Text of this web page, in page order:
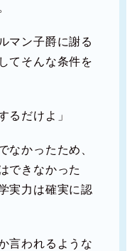
マン子爵に謝る
てそんな条件を
るだけよ」
なかったため、
できなかった
実力は確実に認
言われるような